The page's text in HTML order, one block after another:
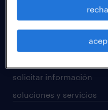
professional
solicitar información
soluciones y servicios